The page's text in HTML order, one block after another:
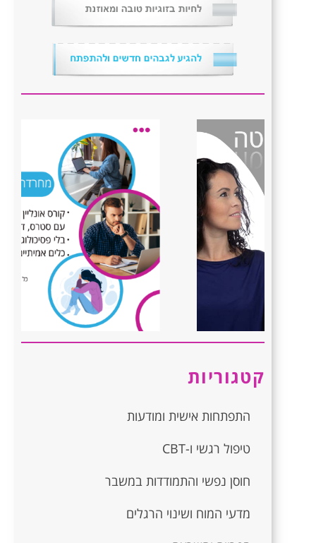
קטגוריות
התפתחות אישית ומודעות
טיפול רגשי ו-CBT
חוסן נפשי והתמודדות במשבר
מדעי המוח ושינוי הרגלים